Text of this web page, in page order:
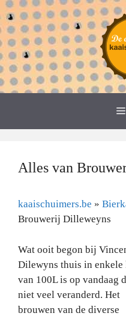
Spring
naar
de
inhoud
Alles van
kaaischuimers.be »
Brouwerij Dilleweyns
Wat ooit begon bij
Dilewyns thuis in enkele
van 100L is op vandaag
niet veel veranderd. Het
brouwen van de diverse